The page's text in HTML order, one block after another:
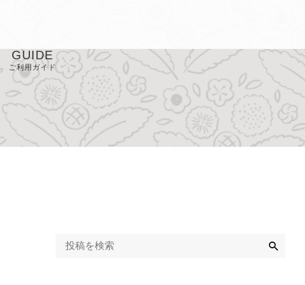
GUIDE
ご利用ガイド
お取り扱い店
FAQ